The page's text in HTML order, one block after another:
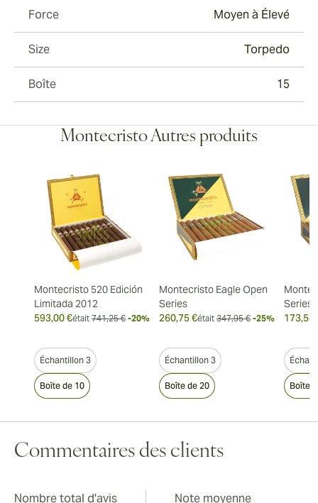
Force Moyen à Élevé
Size Torpedo
Boîte 15
Montecristo Autres produits
Montecristo 520 Edición
Limitada 2012
593,00 €était 741,25 € -20%
Échantillon 3
Boîte de 10
Montecristo Eagle Open
Series
260,75 €était 347,95 € -25%
Échantillon 3
Boîte de 20
Series
173,54
Boîte
Commentaires des clients
Nombre total d'avis Note moyenne